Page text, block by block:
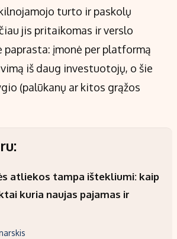
turto ir paskolų
jis pritaikomas ir verslo
paprasta: įmonė per platformą
iš daug investuotojų, o šie
(palūkanų ar kitos grąžos
atliekos tampa ištekliumi: kaip
kuria naujas pajamas ir